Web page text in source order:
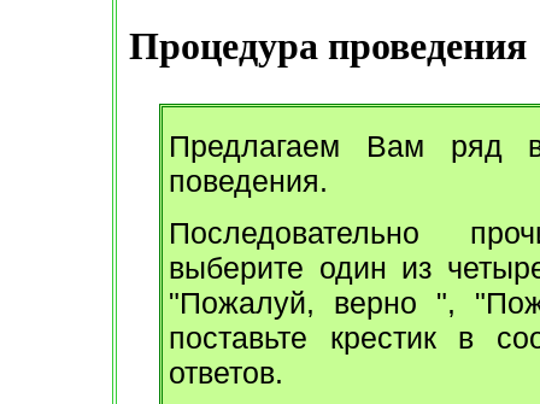
Процедура проведения
Предлагаем Вам ряд
поведения.
Последовательно
выберите один из
"Пожалуй, верно ",
поставьте крестик в
ответов.